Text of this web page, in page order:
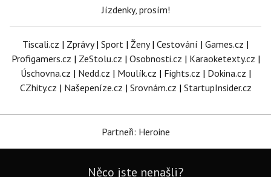
Jízdenky, prosím!
Tiscali.cz | Zprávy| Sport | Ženy| Cestování | Games.cz |
Profigamers.cz | ZeStolu.cz | Osobnosti.cz | Karaoketexty.cz |
Úschovna.cz | Nedd.cz | Moulík.cz | Fights.cz | Dokina.cz |
CZhity.cz | Našepeníze.cz | Srovnám.cz | StartupInsider.cz
Partneři: Heroine
Něco jste nenašli?